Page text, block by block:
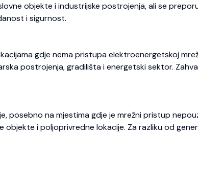
objekte i industrijske postrojenja, ali se
i sigurnost.
gdje nema pristupa elektroenergetskoj
postrojenja, gradilišta i energetski sektor.
na mjestima gdje je mrežni pristup
i poljoprivredne lokacije. Za razliku od